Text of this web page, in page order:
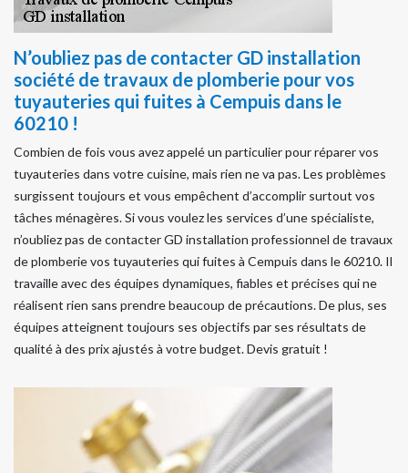
N’oubliez pas de contacter GD installation
société de travaux de plomberie pour vos
tuyauteries qui fuites à Cempuis dans le
60210 !
Combien de fois vous avez appelé un particulier pour réparer vos
tuyauteries dans votre cuisine, mais rien ne va pas. Les problèmes
surgissent toujours et vous empêchent d’accomplir surtout vos
tâches ménagères. Si vous voulez les services d’une spécialiste,
n’oubliez pas de contacter GD installation professionnel de travaux
de plomberie vos tuyauteries qui fuites à Cempuis dans le 60210. Il
travaille avec des équipes dynamiques, fiables et précises qui ne
réalisent rien sans prendre beaucoup de précautions. De plus, ses
équipes atteignent toujours ses objectifs par ses résultats de
qualité à des prix ajustés à votre budget. Devis gratuit !